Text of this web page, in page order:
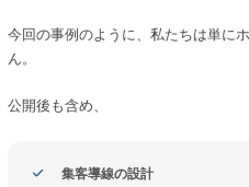
今回の事例のように、私たちは単に
ん。
公開後も含め、
集客導線の設計